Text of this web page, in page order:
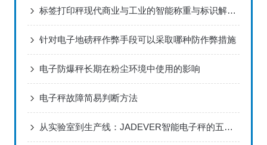
标签打印秤现代商业与工业的智能称重与标识解决方案
针对电子地磅秤作弊手段可以采取哪种防作弊措施
电子防爆秤长期在粉尘环境中使用的影响
电子秤故障简易判断方法
从实验室到生产线：JADEVER智能电子秤的五大核心优势